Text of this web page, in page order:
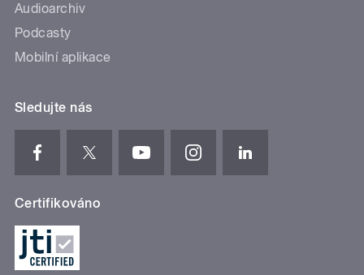
Audioarchiv
Podcasty
Mobilní aplikace
Sledujte nás
Certifikováno